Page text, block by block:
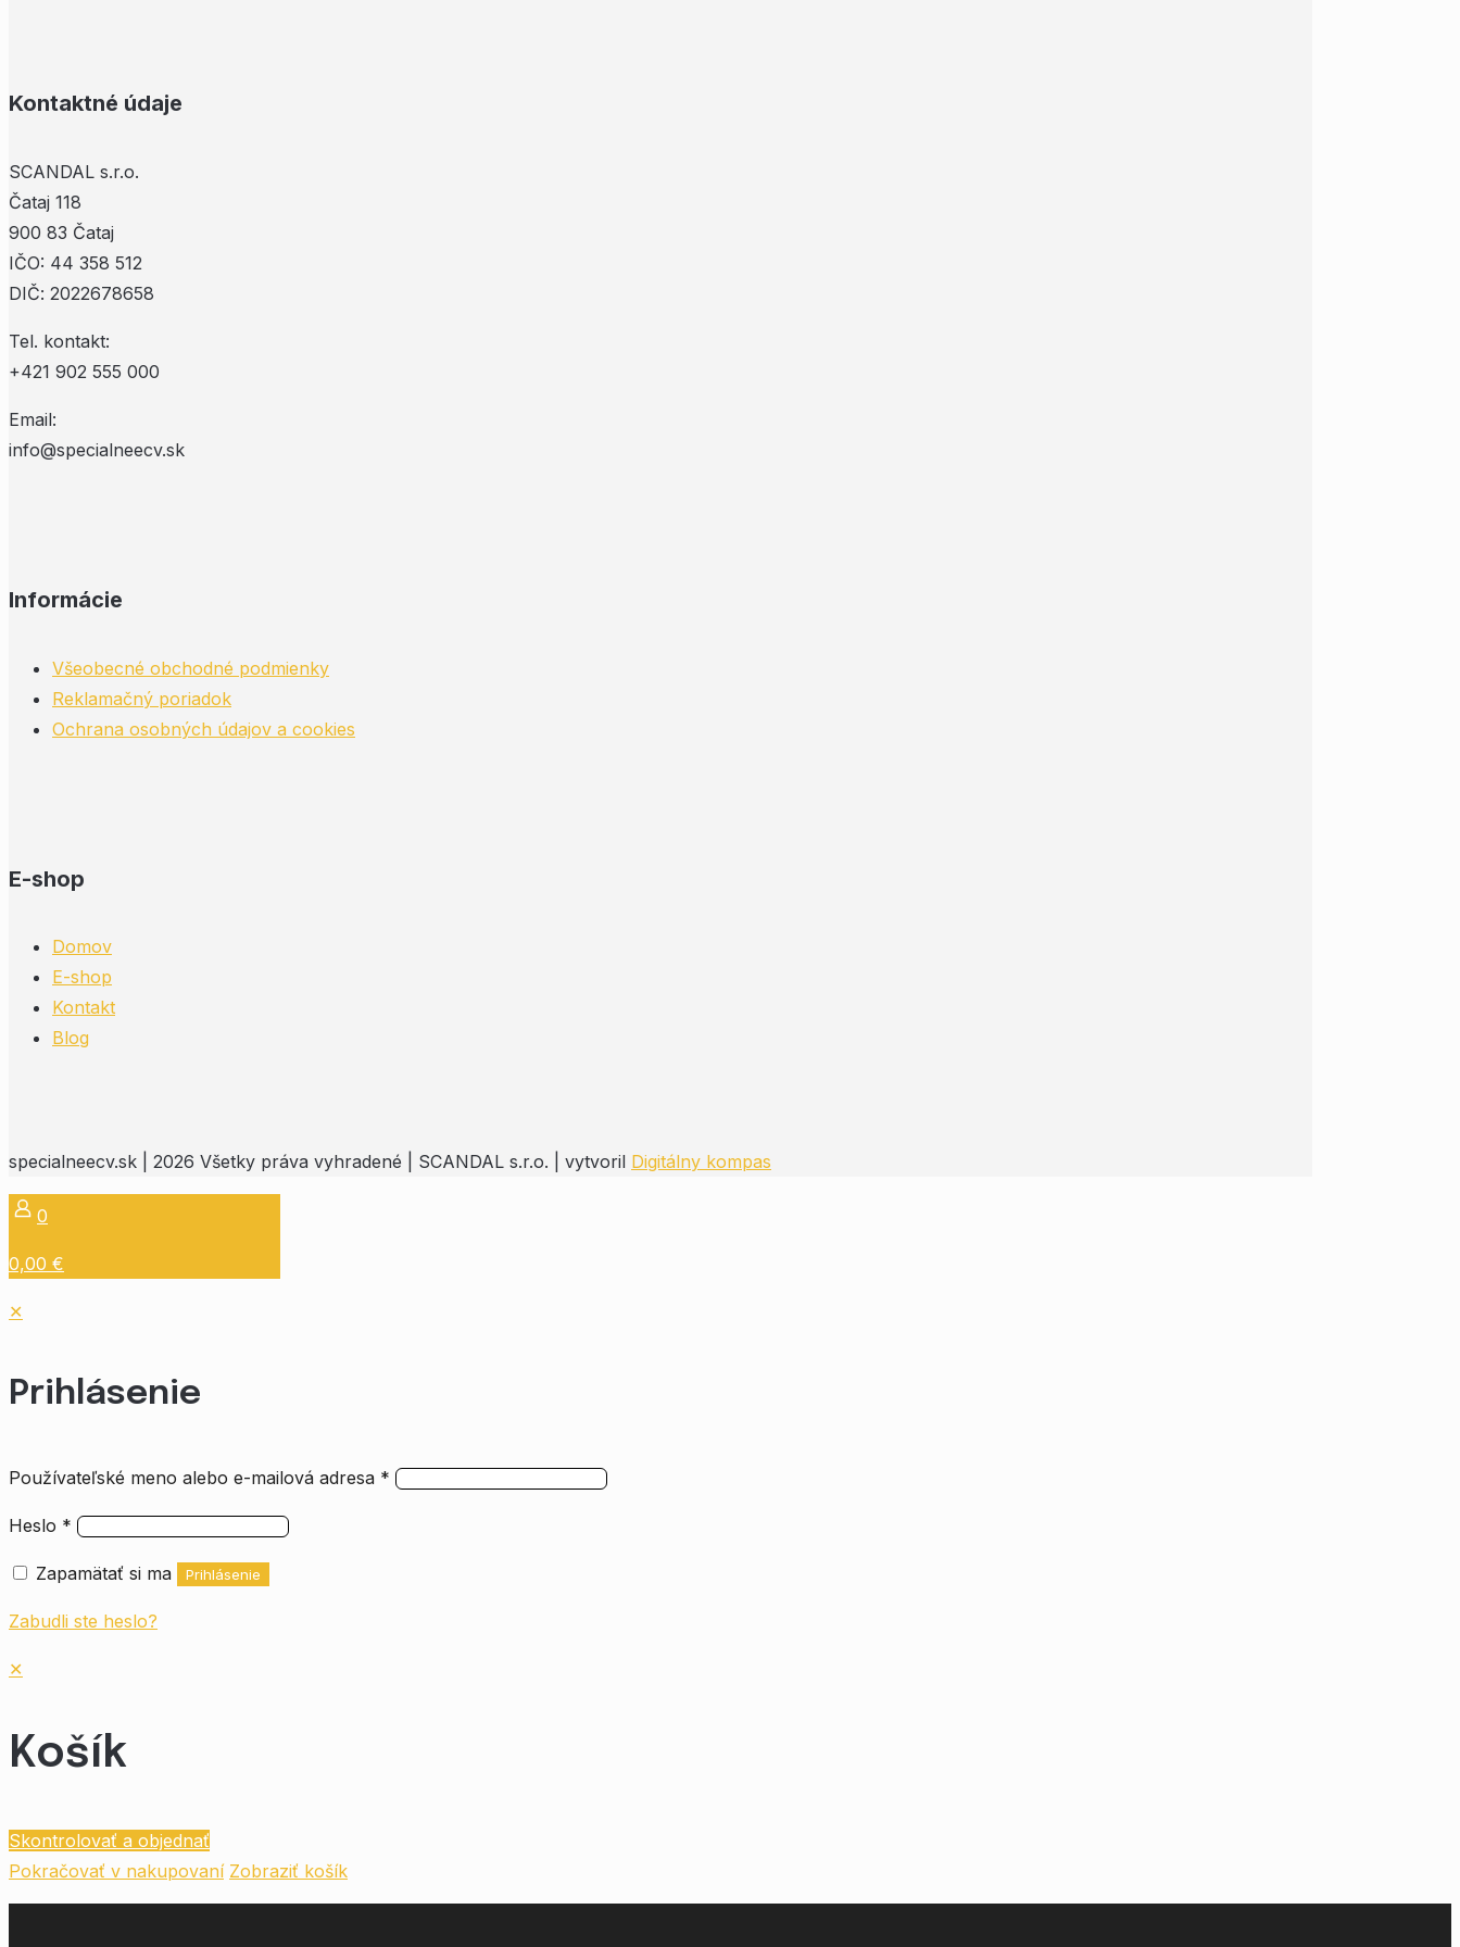
Kontaktné údaje
SCANDAL s.r.o.
Čataj 118
900 83 Čataj
IČO: 44 358 512
DIČ: 2022678658
Tel. kontakt:
+421 902 555 000
Email:
info@specialneecv.sk
Informácie
Všeobecné obchodné podmienky
Reklamačný poriadok
Ochrana osobných údajov a cookies
E-shop
Domov
E-shop
Kontakt
Blog
specialneecv.sk | 2026 Všetky práva vyhradené | SCANDAL s.r.o. | vytvoril Digitálny kompas
0
0,00 €
✕
Prihlásenie
Používateľské meno alebo e-mailová adresa *
Heslo *
Zapamätať si ma Prihlásenie
Zabudli ste heslo?
✕
Košík
Skontrolovať a objednať
Pokračovať v nakupovaní Zobraziť košík